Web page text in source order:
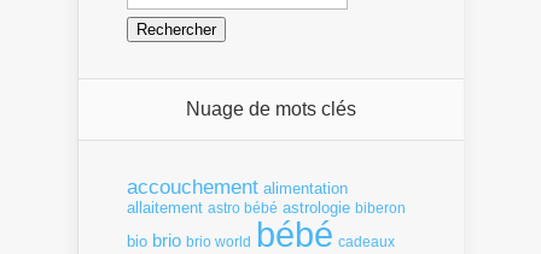
Nuage de mots clés
accouchement alimentation
allaitement astro bébé astrologie biberon
bio brio brio world bébé cadeaux